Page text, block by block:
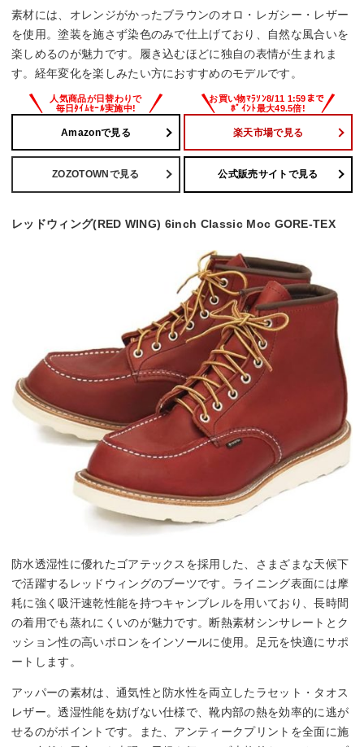
素材には、オレンジがかったブラウンのオロ・レガシー・レザー
を使用。塗装を施さず染色のみで仕上げており、自然な風合いを
楽しめるのが魅力です。履き込むほどに独自の表情が生まれま
す。経年変化を楽しみたい方におすすめのモデルです。
Amazonで見る 楽天市場で見る
ZOZOTOWNで見る 公式販売サイトで見る
レッドウィング(RED WING) 6inch Classic Moc GORE-TEX
防水透湿性に優れたゴアテックスを採用した、さまざまな天候下
で活躍するレッドウィングのブーツです。ライニング表面には摩
耗に強く吸汗速乾性能を持つキャンブレルを用いており、長時間
の着用でも蒸れにくいのが魅力です。断熱素材シンサレートとク
ッション性の高いポロンをインソールに使用。足元を快適にサポ
ートします。
アッパーの素材は、通気性と防水性を両立したラセット・タオス
レザー。透湿性能を妨げない仕様で、靴内部の熱を効率的に逃が
せるのがポイントです。また、アンティークプリントを全面に施